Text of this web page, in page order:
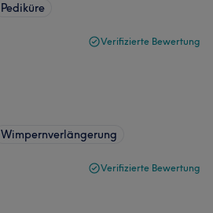
Pediküre
Verifizierte Bewertung
Wimpernverlängerung
Verifizierte Bewertung